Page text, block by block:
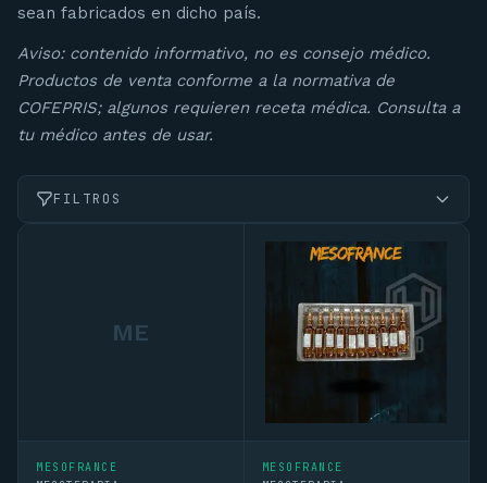
sean fabricados en dicho país.
Aviso: contenido informativo, no es consejo médico.
Productos de venta conforme a la normativa de
COFEPRIS; algunos requieren receta médica. Consulta a
tu médico antes de usar.
FILTROS
Productos de
ME
MESOFRANCE
MESOFRANCE